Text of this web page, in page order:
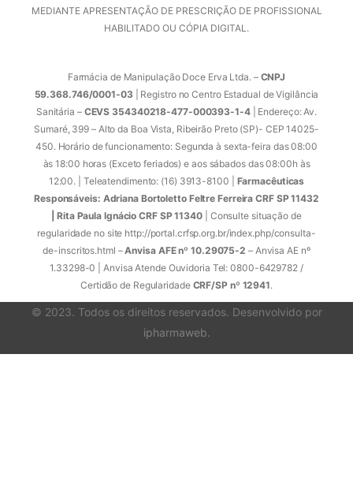
MEDIANTE APRESENTAÇÃO DE PRESCRIÇÃO DE PROFISSIONAL
HABILITADO OU CÓPIA DIGITAL.
Farmácia de Manipulação Doce Erva Ltda. – CNPJ
59.368.746/0001-03| Registro no Centro Estadual de Vigilância
Sanitária –CEVS 354340218-477-000393-1-4| Endereço: Av.
Sumaré, 399 – Alto da Boa Vista, Ribeirão Preto (SP)- CEP 14025-
450. Horário de funcionamento: Segunda à sexta-feira das 08:00
às 18:00 horas (Exceto feriados) e aos sábados das 08:00h às
12:00. | Teleatendimento: (16) 3913-8100 | Farmacêuticas
Responsáveis: Adriana Bortoletto Feltre Ferreira CRF SP 11432
| Rita Paula Ignácio CRF SP 11340 | Consulte situação de
regularidade no site http://portal.crfsp.org.br/index.php/consulta-
de-inscritos.html –Anvisa AFE nº 10.29075-2 – Anvisa AE nº
1.33298-0 | Anvisa Atende Ouvidoria Tel: 0800-6429782 /
Certidão de Regularidade CRF/SP nº 12941.
© 2023. Todos os direitos reservados. Desenvolvido por
ipharmaweb.